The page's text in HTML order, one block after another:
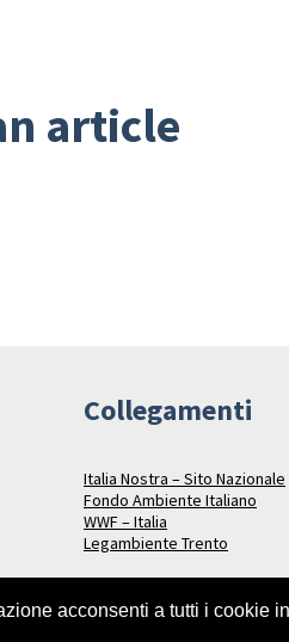
article
Collegamenti
Italia Nostra – Sito Nazionale
Fondo Ambiente Italiano
WWF – Italia
Legambiente Trento
acconsenti a tutti i cookie